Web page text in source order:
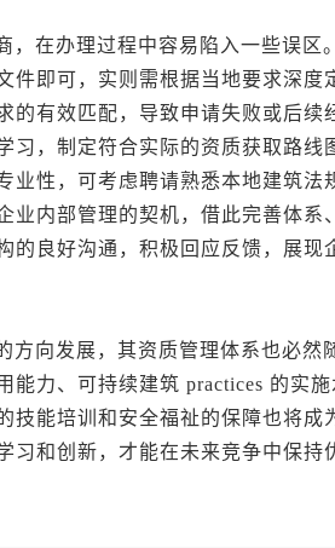
在办理过程中容易陷入一些误区
即可，实则需根据当地要求深度
的有效匹配，导致申请失败或后续
习，制定符合实际的资质获取路线
业性，可考虑聘请熟悉本地建筑法
业内部管理的契机，借此完善体系
的良好沟通，积极回应反馈，展现
向发展，其资质管理体系也必然
能力、可持续建筑 practices 的实施
技能培训和安全福祉的保障也将成
和创新，才能在未来竞争中保持